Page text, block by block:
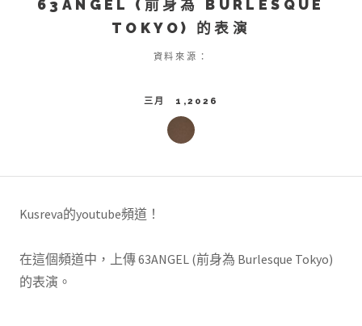
63ANGEL (前身為 BURLESQUE
TOKYO) 的表演
資料來源：
三月 1,2026
Kusreva的youtube頻道！
在這個頻道中，上傳 63ANGEL (前身為 Burlesque Tokyo)
的表演。